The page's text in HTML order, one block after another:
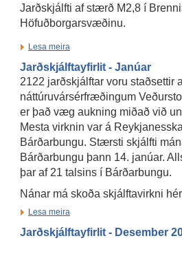
Jarðskjálfti af stærð M2,8 í
Höfuðborgarsvæðinu.
Lesa meira
Jarðskjálftayfirlit - Janúar
2122 jarðskjálftar voru staðsettir
náttúruvársérfræðingum
er það væg aukning miðað við
Mesta virknin var á
Bárðarbungu. Stærsti skjálfti
Bárðarbungu þann 14. janúar.
þar af 21 talsins í Bárðarbungu.
Nánar má skoða skjálftavirkni
Lesa meira
Jarðskjálftayfirlit - Desember